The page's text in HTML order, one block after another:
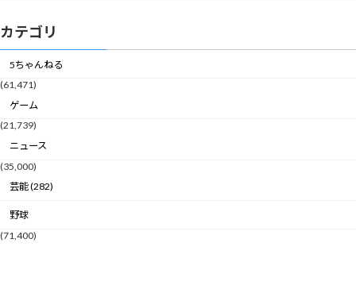
カテゴリ
5ちゃんねる
(61,471)
ゲーム
(21,739)
ニュース
(35,000)
芸能 (282)
野球
(71,400)